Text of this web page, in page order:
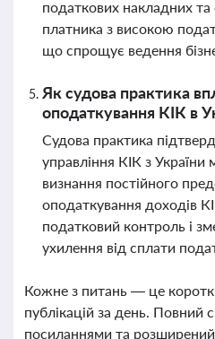
податкових накладних
платника з високою
що спрощує ведення
Як судова практика
оподаткування КІК в
Судова практика
управління КІК з
визнання постійного
оподаткування доходів
податковий контроль і
ухилення від сплати
Кожне з питань — це
публікацій за день.
посиланнями та